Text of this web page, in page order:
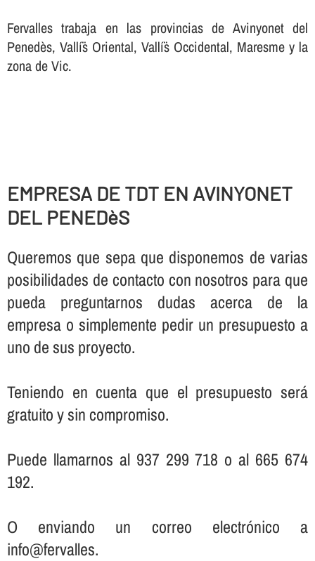
Fervalles trabaja en las provincias de Avinyonet del
Penedès, Vallí¨s Oriental, Vallí¨s Occidental, Maresme y la
zona de Vic.
EMPRESA DE TDT EN AVINYONET
DEL PENEDèS
Queremos que sepa que disponemos de varias
posibilidades de contacto con nosotros para que
pueda preguntarnos dudas acerca de la
empresa o simplemente pedir un presupuesto a
uno de sus proyecto.
Teniendo en cuenta que el presupuesto será
gratuito y sin compromiso.
Puede llamarnos al 937 299 718 o al 665 674
192.
O enviando un correo electrónico a
info@fervalles.